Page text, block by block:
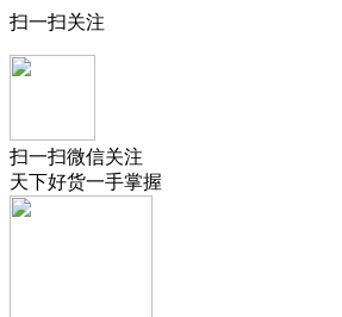
扫一扫关注
扫一扫微信关注
天下好货一手掌握